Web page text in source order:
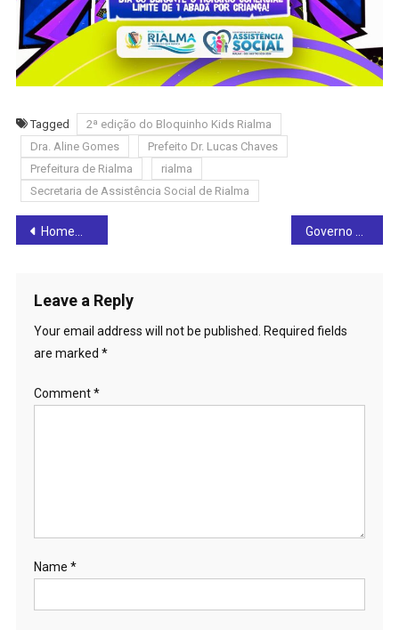
Tagged
2ª edição do Bloquinho Kids Rialma
Dra. Aline Gomes
Prefeito Dr. Lucas Chaves
Prefeitura de Rialma
rialma
Secretaria de Assistência Social de Rialma
Post
Homem é preso em flagrante suspeito de violência doméstica em Ceres
Leave a Reply
Your email address will not be published.
Required fields
are marked *
Comment*
Name *